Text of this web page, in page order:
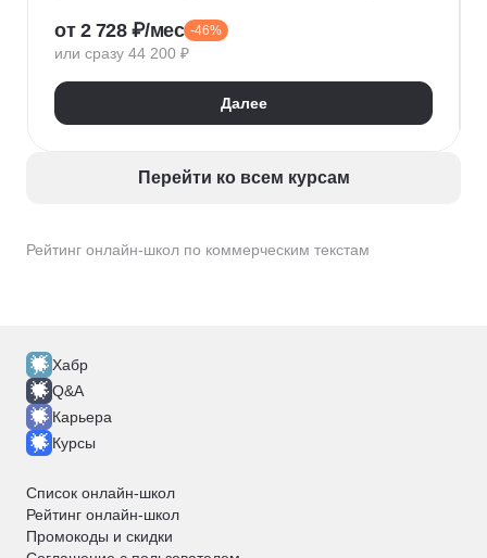
Рейтинг онлайн-школ по коммерческим текстам
Анализ рынка
JTBD CJM
Анализ конкурентного окружения
Дизайн текста
CustDev
Анализ целевой аудитории
от 2 728 ₽/мес -46%
или сразу 44 200 ₽
Далее
Перейти ко всем курсам
Хабр
Q&A
Карьера
Курсы
Список онлайн-школ
Рейтинг онлайн-школ
Промокоды и скидки